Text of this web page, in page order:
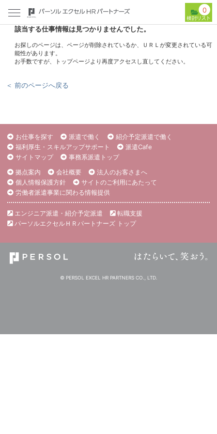
0
該当する仕事情報は見つかりませんでした。
お探しのページは、ページが削除されているか、ＵＲＬが変更されている可
能性があります。
お手数ですが、トップページより再度アクセスし直してください。
＜ 前のページへ戻る
お仕事を探す 派遣で働く
紹介予定派遣で働く
福利厚生・スキルアップサポート
派遣Cafe
サイトマップ
事務系派遣トップ
拠点案内
会社概要
法人のお客さまへ
個人情報保護方針
サイトのご利用にあたって
労働者派遣事業に関わる情報提供
エンジニア派遣・紹介予定派遣
転職支援
パーソルエクセルＨＲパートナーズ トップ
© PERSOL EXCEL HR PARTNERS CO., LTD.